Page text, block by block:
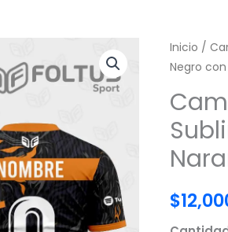
Inicio /
Negro
$